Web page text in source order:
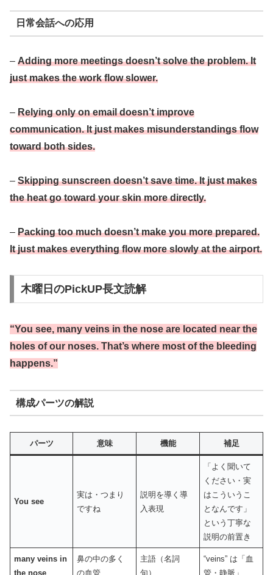
日常会話への応用
– Adding more meetings doesn’t solve the problem. It
just makes the work flow slower.
– Relying only on email doesn’t improve
communication. It just makes misunderstandings flow
toward both sides.
– Skipping sunscreen doesn’t save time. It just makes
the heat go toward your skin more directly.
– Packing too much doesn’t make you more prepared.
It just makes everything flow more slowly at the airport.
木曜日のPickUP長文読解
“You see, many veins in the nose are located near the
holes of our noses. That’s where most of the bleeding
happens.”
構成パーツの解説
パーツ 意味 機能 補足
You see
実は・つまり
ですね
説明を導く導
入表現
「よく聞いて
ください・実
はこういうこ
となんです」
という丁寧な
説明の前置き
many veins in
the nose
鼻の中の多く
の血管
主語（名詞
句）
“veins” は「血
管・静脈」